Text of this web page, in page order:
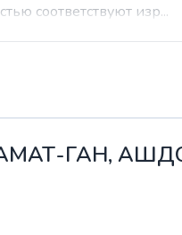
соответствуют изр...
ГАН,